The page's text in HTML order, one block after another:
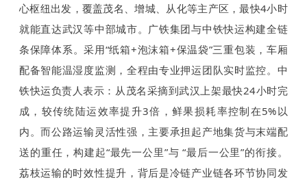
心枢纽出发，覆盖茂名、增城、从化等主产区，最快4小时
就能直达武汉等中部城市。广铁集团与中铁快运构建全链
条保障体系。采用“纸箱+泡沫箱+保温袋”三重包装，车厢
配备智能温湿度监测，全程由专业押运团队实时监控。中
铁快运负责人表示：从茂名采摘到武汉上架最快24小时完
成，较传统陆运效率提升3倍，鲜果损耗率控制在5%以
内。而公路运输灵活性强，主要承担起产地集货与末端配
送的重任，构建起“最先一公里”与 “最后一公里”的衔接。
荔枝运输的时效性提升，背后是冷链产业链各环节协同发